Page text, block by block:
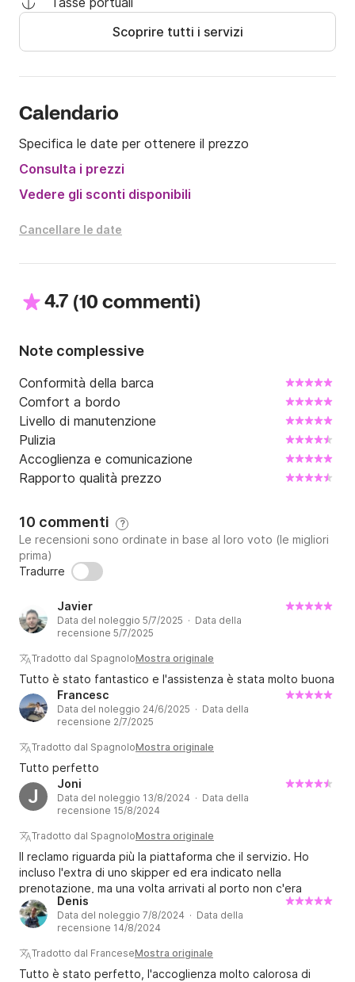
Scoprire tutti i servizi
Calendario
Specifica le date per ottenere il prezzo
Consulta i prezzi
Vedere gli sconti disponibili
Cancellare le date
4.7 (10 commenti)
Note complessive
Conformità della barca
Comfort a bordo
Livello di manutenzione
Pulizia
Accoglienza e comunicazione
Rapporto qualità prezzo
10 commenti ?
Le recensioni sono ordinate in base al loro voto (le migliori
prima)
Tradurre
Javier
Data del noleggio 5/7/2025 · Data della
recensione 5/7/2025
Tradotto dal SpagnoloMostra originale
Tutto è stato fantastico e l'assistenza è stata molto buona
Francesc
Data del noleggio 24/6/2025 · Data della
recensione 2/7/2025
Tradotto dal SpagnoloMostra originale
Tutto perfetto
J
Joni
Data del noleggio 13/8/2024 · Data della
recensione 15/8/2024
Tradotto dal SpagnoloMostra originale
Il reclamo riguarda più la piattaforma che il servizio. Ho
incluso l'extra di uno skipper ed era indicato nella
prenotazione, ma una volta arrivati al porto non c'era
NESSUN skipper. Grazie ad un amico patentato che si
trovava in zona abbiamo potuto andare a vela altrimenti
sarebbe stato un grosso fiasco
Denis
Data del noleggio 7/8/2024 · Data della
recensione 14/8/2024
Tradotto dal FranceseMostra originale
Tutto è stato perfetto, l'accoglienza molto calorosa di